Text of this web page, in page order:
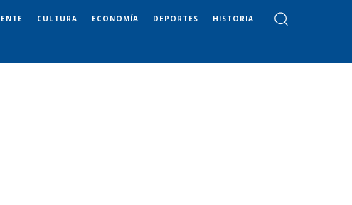
CULTURA ECONOMÍA DEPORTES HISTORIA